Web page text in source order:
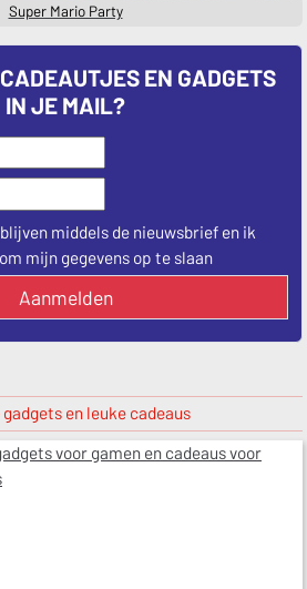
Super Mario Party
EN GADGETS
IN JE MAIL?
middels de nieuwsbrief en ik
mijn gegevens op te slaan
Aanmelden
gadgets en leuke cadeaus
voor gamen en cadeaus voor